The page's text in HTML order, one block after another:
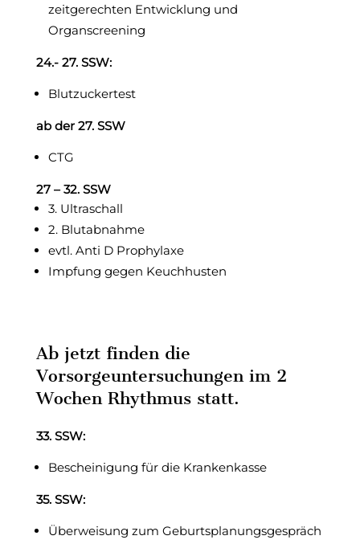
zeitgerechten Entwicklung und
Organscreening
24.- 27. SSW:
Blutzuckertest
ab der 27. SSW
CTG
27 – 32. SSW
3. Ultraschall
2. Blutabnahme
evtl. Anti D Prophylaxe
Impfung gegen Keuchhusten
Ab jetzt finden die
Vorsorgeuntersuchungen im 2
Wochen Rhythmus statt.
33. SSW:
Bescheinigung für die Krankenkasse
35. SSW:
Überweisung zum Geburtsplanungsgespräch